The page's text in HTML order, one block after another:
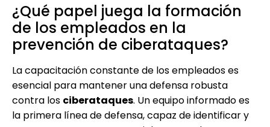
¿Qué papel juega la formación
de los empleados en la
prevención de ciberataques?
La capacitación constante de los empleados es
esencial para mantener una defensa robusta
contra los ciberataques. Un equipo informado es
la primera línea de defensa, capaz de identificar y